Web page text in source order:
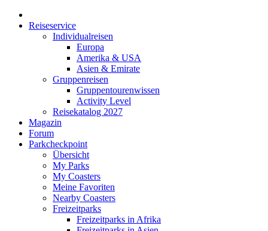
Reiseservice
Individualreisen
Europa
Amerika & USA
Asien & Emirate
Gruppenreisen
Gruppentourenwissen
Activity Level
Reisekatalog 2027
Magazin
Forum
Parkcheckpoint
Übersicht
My Parks
My Coasters
Meine Favoriten
Nearby Coasters
Freizeitparks
Freizeitparks in Afrika